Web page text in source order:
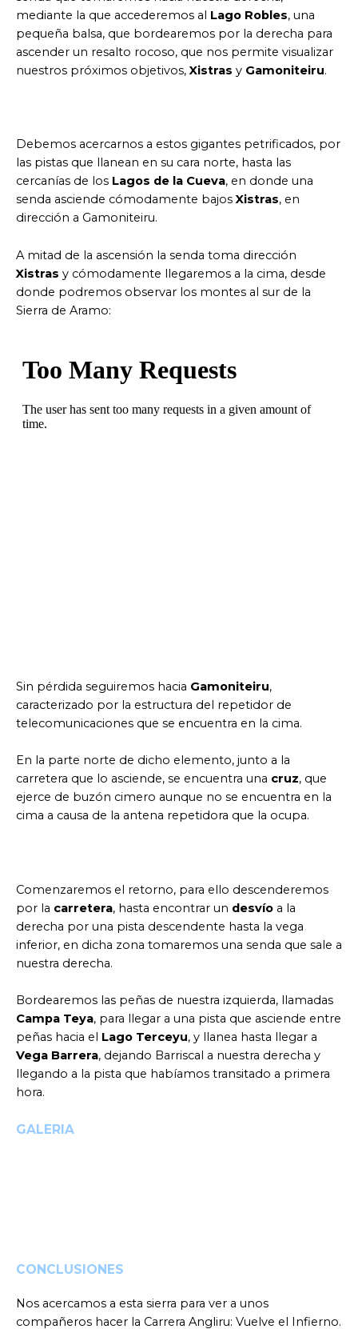
mediante la que accederemos al Lago Robles, una
pequeña balsa, que bordearemos por la derecha para
ascender un resalto rocoso, que nos permite visualizar
nuestros próximos objetivos,Xistras y Gamoniteiru.
Debemos acercarnos a estos gigantes petrificados, por
las pistas que llanean en su cara norte, hasta las
cercanías de los Lagos de la Cueva, en donde una
senda asciende cómodamente bajosXistras, en
dirección a Gamoniteiru.
A mitad de la ascensión la senda toma dirección
Xistras y cómodamente llegaremos a la cima, desde
donde podremos observar los montes al sur de la
Sierra de Aramo:
Sin pérdida seguiremos hacia Gamoniteiru,
caracterizado por la estructura del repetidor de
telecomunicaciones que se encuentra en la cima.
En la parte norte de dicho elemento, junto a la
carretera que lo asciende, se encuentra una cruz, que
ejerce de buzón cimero aunque no se encuentra en la
cima a causa de la antena repetidora que la ocupa.
Comenzaremos el retorno, para ello descenderemos
por la carretera, hasta encontrar un desvío a la
derecha por una pista descendente hasta la vega
inferior, en dicha zona tomaremos una senda que sale a
nuestra derecha.
Bordearemos las peñas de nuestra izquierda, llamadas
Campa Teya, para llegar a una pista que asciende entre
peñas hacia el Lago Terceyu, y llanea hasta llegar a
Vega Barrera, dejando Barriscal a nuestra derecha y
llegando a la pista que habíamos transitado a primera
hora.
GALERIA
CONCLUSIONES
Nos acercamos a esta sierra para ver a unos
compañeros hacer la Carrera Angliru: Vuelve el Infierno.